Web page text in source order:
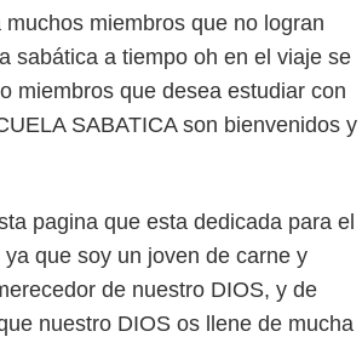
miembros que no logran
sabática a tiempo oh en el viaje se
miembros que desea estudiar con
SABATICA son bienvenidos y
pagina que esta dedicada para el
que soy un joven de carne y
de nuestro DIOS, y de
nuestro DIOS os llene de mucha